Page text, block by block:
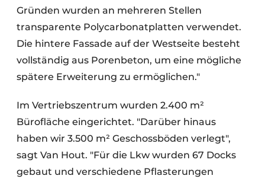
Gründen wurden an mehreren Stellen
transparente Polycarbonatplatten verwendet.
Die hintere Fassade auf der Westseite besteht
vollständig aus Porenbeton, um eine mögliche
spätere Erweiterung zu ermöglichen."
Im Vertriebszentrum wurden 2.400 m²
Bürofläche eingerichtet. "Darüber hinaus
haben wir 3.500 m² Geschossböden verlegt",
sagt Van Hout. "Für die Lkw wurden 67 Docks
gebaut und verschiedene Pflasterungen